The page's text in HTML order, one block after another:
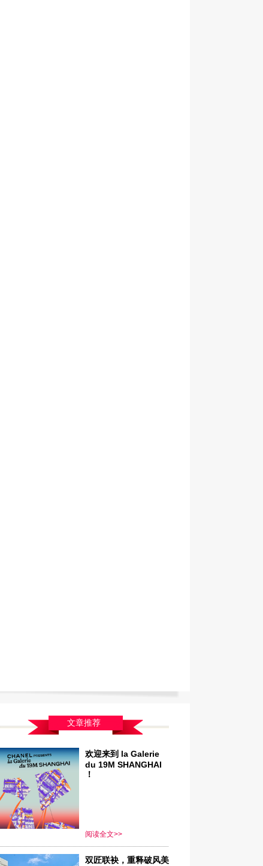
文章推荐
欢迎来到 la Galerie
du 19M SHANGHAI
！
阅读全文>>
双匠联袂，重释破风美